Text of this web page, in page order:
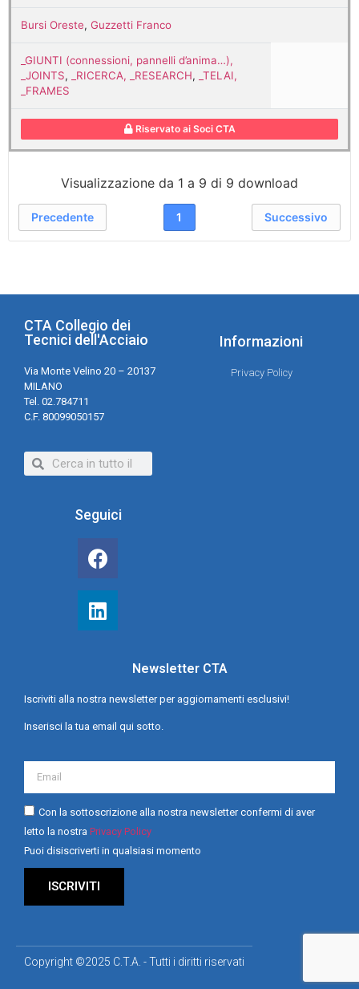
Bursi Oreste, Guzzetti Franco
_GIUNTI (connessioni, pannelli d’anima…),
_JOINTS, _RICERCA, _RESEARCH,
_TELAI,
_FRAMES
Riservato ai Soci CTA
Visualizzazione da 1 a 9 di 9 download
Precedente 1 Successivo
CTA Collegio dei
Tecnici dell'Acciaio
Via Monte Velino 20 – 20137
MILANO
Tel. 02.784711
C.F. 80099050157
Informazioni
Privacy Policy
Seguici
Newsletter CTA
Iscriviti alla nostra newsletter per aggiornamenti esclusivi!
Inserisci la tua email qui sotto.
Con la sottoscrizione alla nostra newsletter confermi di aver
letto la nostra Privacy Policy
Puoi disiscriverti in qualsiasi momento
ISCRIVITI
Copyright ©2025 C.T.A. - Tutti i diritti riservati